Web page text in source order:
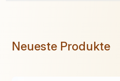
Neueste Produkte